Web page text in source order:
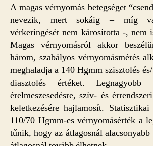
A magas vérnyomás betegséget
nevezik, mert sokáig – míg
vérkeringését nem károsította -, nem
Magas vérnyomásról akkor
három, szabályos vérnyomásmérés
meghaladja a 140 Hgmm szisztolés
diasztolés értéket. Legnagyobb
érelmeszesedésre, szív- és
keletkezésére hajlamosít.
110/70 Hgmm-es vérnyomásérték a
tűnik, hogy az átlagosnál alacsonyabb